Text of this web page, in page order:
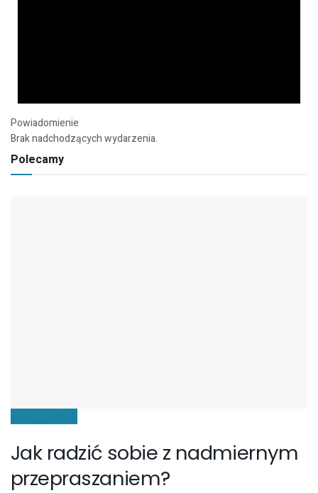
Powiadomienie
Brak nadchodzących wydarzenia.
Polecamy
Jak radzić sobie z nadmiernym
przepraszaniem?